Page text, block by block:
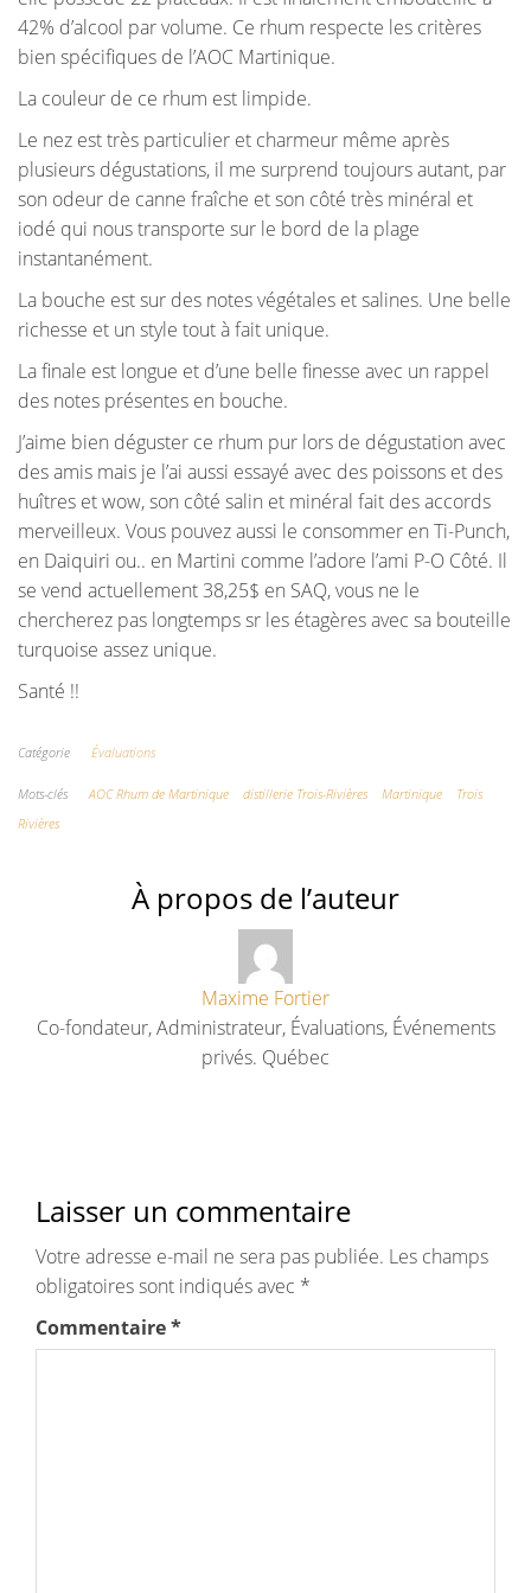
42% d’alcool par volume. Ce rhum respecte les critères
bien spécifiques de l’AOC Martinique.
La couleur de ce rhum est limpide.
Le nez est très particulier et charmeur même après
plusieurs dégustations, il me surprend toujours autant, par
son odeur de canne fraîche et son côté très minéral et
iodé qui nous transporte sur le bord de la plage
instantanément.
La bouche est sur des notes végétales et salines. Une belle
richesse et un style tout à fait unique.
La finale est longue et d’une belle finesse avec un rappel
des notes présentes en bouche.
J’aime bien déguster ce rhum pur lors de dégustation avec
des amis mais je l’ai aussi essayé avec des poissons et des
huîtres et wow, son côté salin et minéral fait des accords
merveilleux. Vous pouvez aussi le consommer en Ti-Punch,
en Daiquiri ou.. en Martini comme l’adore l’ami P-O Côté. Il
se vend actuellement 38,25$ en SAQ, vous ne le
chercherez pas longtemps sr les étagères avec sa bouteille
turquoise assez unique.
Santé !!
Catégorie Évaluations
Mots-clés AOC Rhum de Martinique distillerie Trois-Rivières Martinique
Trois
Rivières
À propos de l’auteur
Maxime Fortier
Co-fondateur, Administrateur, Évaluations, Événements
privés. Québec
Laisser un commentaire
Votre adresse e-mail ne sera pas publiée. Les champs
obligatoires sont indiqués avec *
Commentaire*